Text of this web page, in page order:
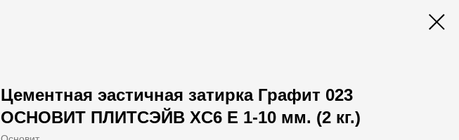
Цементная эастичная затирка Графит 023
ОСНОВИТ ПЛИТСЭЙВ XC6 E 1-10 мм. (2 кг.)